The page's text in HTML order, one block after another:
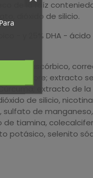
de la raíz
dióxido de silicio.
- y 25% DHA -
L-ascórbico,
(Jengibre; extracto
extracto de
de silicio,
de manganeso,
tiamina,
potásico, selenito